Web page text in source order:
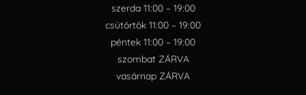
szerda 11:00 – 19:00
csütörtök 11:00 – 19:00
péntek 11:00 – 19:00
szombat ZÁRVA
vasárnap ZÁRVA